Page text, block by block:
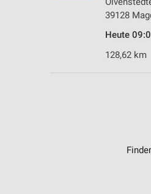
39128
Heute
128,62 km